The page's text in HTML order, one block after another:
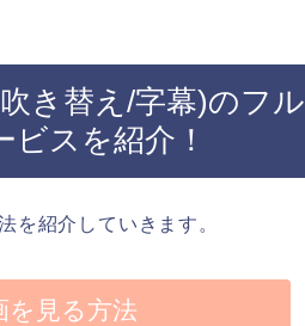
き替え/字幕)のフル
スを紹介！
を紹介していきます。
を見る方法